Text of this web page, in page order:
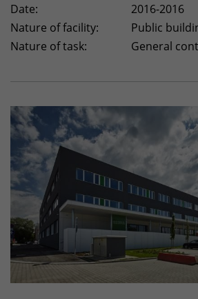
Date:
2016-2016
Nature of facility:
Public
Nature of task:
General